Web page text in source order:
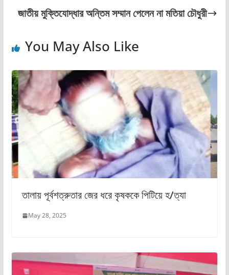
o
o
o
n
জাতীয় মুক্তিযোদ্ধার অন্তিম সম্মান পেলেন না মতিয়া চৌধুরী
You May Also Like
তালায় পূর্বশত্রুতার জের ধরে কৃষককে পিটিয়ে হ/ত্যা
May 28, 2025